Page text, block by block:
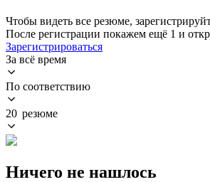
Чтобы видеть все резюме,
После регистрации покажем ещё 1 и
Зарегистрироваться
За всё время
По соответствию
20 резюме
Ничего не нашлось